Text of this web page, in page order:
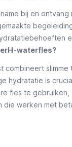
bij en
waterfles?
combineert
hydratatie is
fles te
die werken met